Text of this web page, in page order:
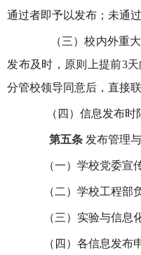
通过者即予以发布；未通
（三）校内外重大
发布及时，原则上提前3
分管校领导同意后，直接
（四）信息发布时
第五条 发布管理
（一）学校党委宣
（二）学校工程部
（三）实验与信息
（四）各信息发布